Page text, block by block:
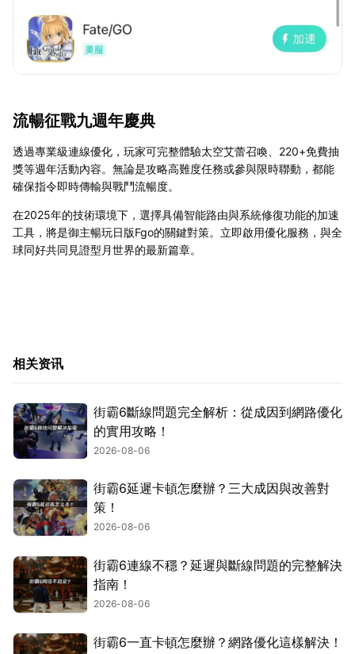
流暢征戰九週年慶典
透過專業級連線優化，玩家可完整體驗太空艾蕾召喚、220+免費抽
獎等週年活動內容。無論是攻略高難度任務或參與限時聯動，都能
確保指令即時傳輸與戰鬥流暢度。
在2025年的技術環境下，選擇具備智能路由與系統修復功能的加速
工具，將是御主暢玩日版Fgo的關鍵對策。立即啟用優化服務，與全
球同好共同見證型月世界的最新篇章。
相关资讯
街霸6斷線問題完全解析：從成因到網路優化
的實用攻略！
2026-08-06
街霸6延遲卡頓怎麼辦？三大成因與改善對
策！
2026-08-06
街霸6連線不穩？延遲與斷線問題的完整解決
指南！
2026-08-06
街霸6一直卡頓怎麼辦？網路優化這樣解決！